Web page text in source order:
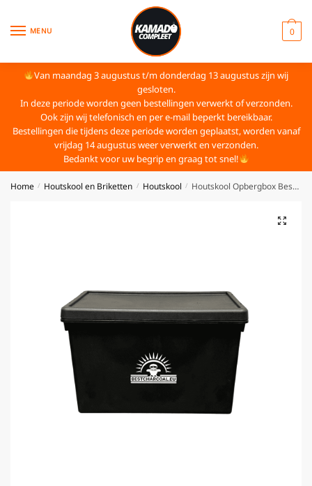
MENU 0
Van maandag 3 augustus t/m donderdag 13 augustus zijn wij
gesloten.
In deze periode worden geen bestellingen verwerkt of verzonden.
Ook zijn wij telefonisch en per e-mail beperkt bereikbaar.
Bestellingen die tijdens deze periode worden geplaatst, worden vanaf
vrijdag 14 augustus weer verwerkt en verzonden.
Bedankt voor uw begrip en graag tot snel!
Home / Houtskool en Briketten / Houtskool / Houtskool Opbergbox Bestcharcoal